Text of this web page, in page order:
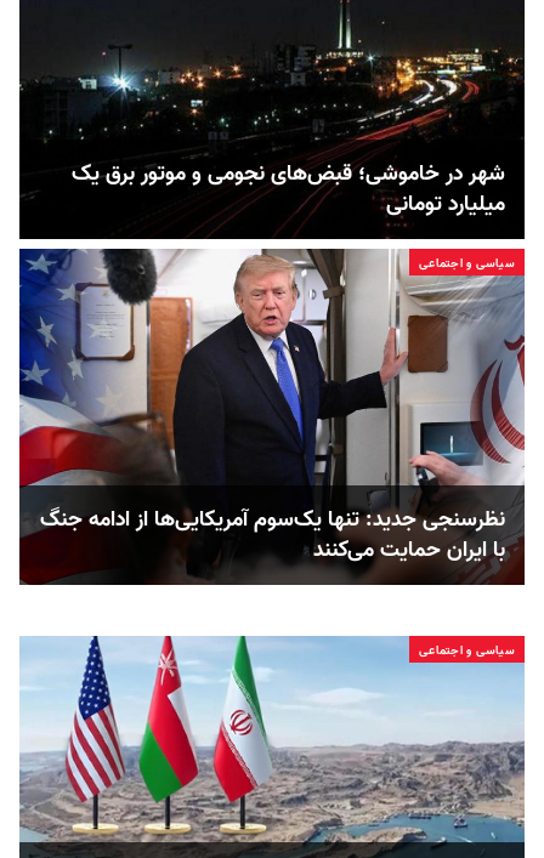
شهر در خاموشی؛ قبض‌های نجومی و موتور برق یک
میلیارد تومانی
سیاسی و اجتماعی
نظرسنجی جدید: تنها یک‌سوم آمریکایی‌ها از ادامه جنگ
با ایران حمایت می‌کنند
سیاسی و اجتماعی